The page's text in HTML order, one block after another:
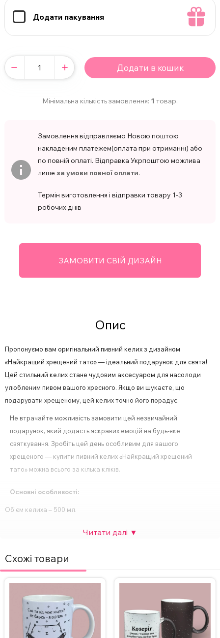
Додати пакування
Додати в кошик
Мінімальна кількість замовлення: 1 товар.
Замовлення відправляємо Новою поштою
накладеним платежем(оплата при отриманні) або
по повній оплаті. Відправка Укрпоштою можлива
лише за умови повної оплати.
Термін виготовлення і відправки товару 1-3
робочих днів
ЗАМОВИТИ СВІЙ ДИЗАЙН
Опис
Пропонуємо вам оригінальний пивний келих з дизайном
«Найкращий хрещений тато» — ідеальний подарунок для свята!
Цей стильний келих стане чудовим аксесуаром для насолоди
улюбленим пивом вашого хресного. Якщо ви шукаєте, що
подарувати хрещеному, цей келих точно його порадує.
Не втрачайте можливість замовити цей незвичайний
подарунок, який додасть яскравих емоцій на будь-яке
святкування. Зробіть цей день особливим для вашого
хрещеного — купити пивний келих «Найкращий хрещений
тато» можна всього за кілька кліків.
Основні особливості:
Об’єм келиха – 500 мл.
Друк картинки з двох сторін.
За бажанням, надпис на келиху можна змінити, а також додати
фото. Вартість НЕ зміниться.
Для замовлення келихи з індивідуальним дизайном зв’яжіться з
нами в Інстаграмі, Телеграмі або залиште заявку на сайті.
Схожі товари